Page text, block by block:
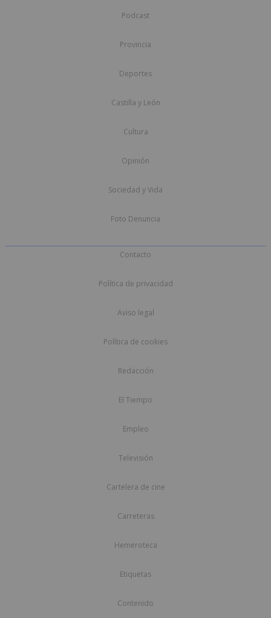
Podcast
Provincia
Deportes
Castilla y León
Cultura
Opinión
Sociedad y Vida
Foto Denuncia
Contacto
Política de privacidad
Aviso legal
Política de cookies
Redacción
El Tiempo
Empleo
Televisión
Cartelera de cine
Carreteras
Hemeroteca
Etiquetas
Contenido